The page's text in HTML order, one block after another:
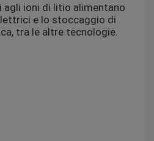
agli ioni di litio alimentano
e lo stoccaggio di
tra le altre tecnologie.